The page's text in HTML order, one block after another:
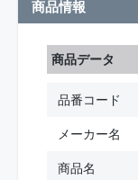
商品情報
商品データ
品番コード
メーカー名
商品名